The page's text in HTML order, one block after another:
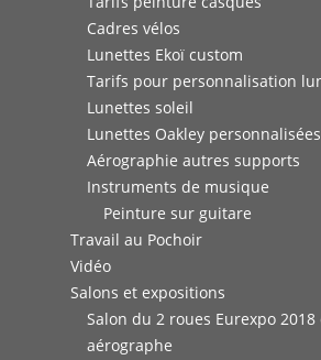
Cadres vélos
Lunettes Ekoï custom
Tarifs pour personnalisation
Lunettes soleil
Lunettes Oakley personnalisées
Aérographie autres supports
Instruments de musique
Peinture sur guitare
Travail au Pochoir
Vidéo
Salons et expositions
Salon du 2 roues Eurexpo
aérographe